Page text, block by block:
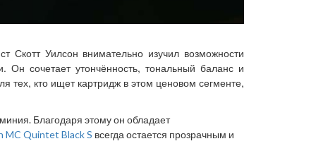
Уилсон внимательно изучил возможности
сочетает утончённость, тональный баланс и
тех, кто ищет картридж в этом ценовом сегменте,
Благодаря этому он обладает
MC Quintet Black S всегда остается прозрачным и